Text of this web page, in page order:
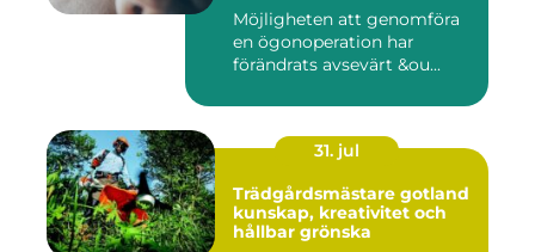
Möjligheten att genomföra
en ögonoperation har
förändrats avsevärt &ou...
31. jul
Trädgårdsmästare gotland
kunskap, kreativitet och
hållbar grönska